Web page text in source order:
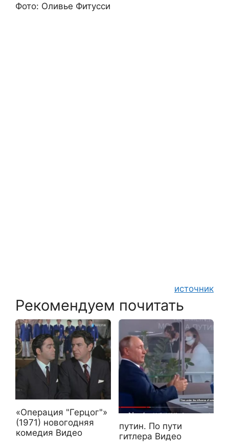
Фото: Оливье Фитусси
источник
Рекомендуем почитать
«Операция "Герцог"»
(1971) новогодняя
комедия Видео
путин. По пути
гитлера Видео